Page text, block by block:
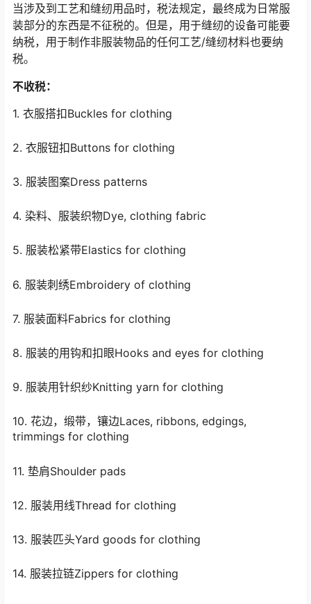
当涉及到工艺和缝纫用品时，税法规定，最终成为日常服
装部分的东西是不征税的。但是，用于缝纫的设备可能要
纳税，用于制作非服装物品的任何工艺/缝纫材料也要纳
税。
不收税：
1. 衣服搭扣Buckles for clothing
2. 衣服钮扣Buttons for clothing
3. 服装图案Dress patterns
4. 染料、服装织物Dye, clothing fabric
5. 服装松紧带Elastics for clothing
6. 服装刺绣Embroidery of clothing
7. 服装面料Fabrics for clothing
8. 服装的用钩和扣眼Hooks and eyes for clothing
9. 服装用针织纱Knitting yarn for clothing
10. 花边，缎带，镶边Laces, ribbons, edgings,
trimmings for clothing
11. 垫肩Shoulder pads
12. 服装用线Thread for clothing
13. 服装匹头Yard goods for clothing
14. 服装拉链Zippers for clothing